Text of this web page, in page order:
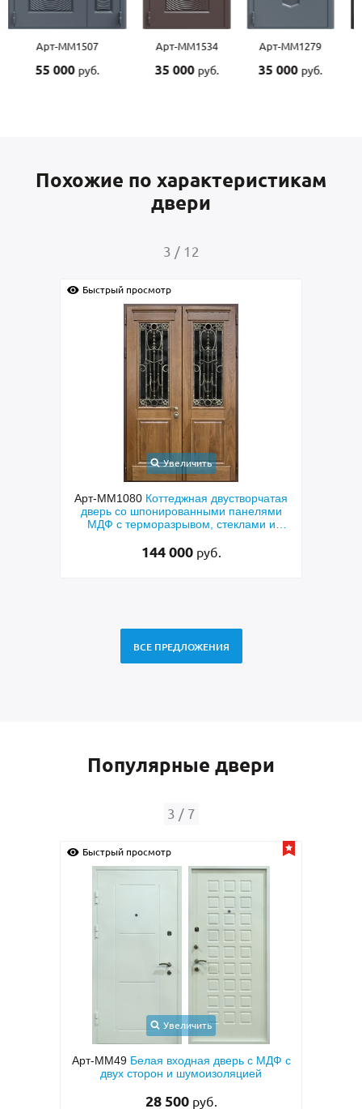
Арт-ММ1507
55 000 руб.
Арт-ММ1534
35 000 руб.
Арт-ММ1279
35 000 руб.
Похожие по характеристикам
двери
3 / 12
Быстрый просмотр
Увеличить
Арт-ММ1080 Коттеджная двустворчатая
дверь со шпонированными панелями
МДФ с терморазрывом, стеклами и
144 000 руб.
ВСЕ ПРЕДЛОЖЕНИЯ
Популярные двери
3 / 7
Быстрый просмотр
Увеличить
Арт-ММ49 Белая входная дверь с МДФ с
двух сторон и шумоизоляцией
28 500 руб.